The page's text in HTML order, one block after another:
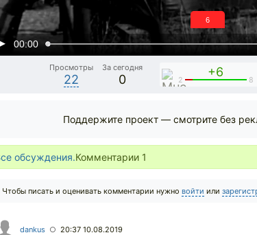
00:00
6
Просмотры
22
За сегодня
0
+6
2 8
Поддержите проект — смотрите без
обсуждения.Комментарии 1
Чтобы писать и оценивать комментарии нужно войти или
dankus ○ 20:37 10.08.2019